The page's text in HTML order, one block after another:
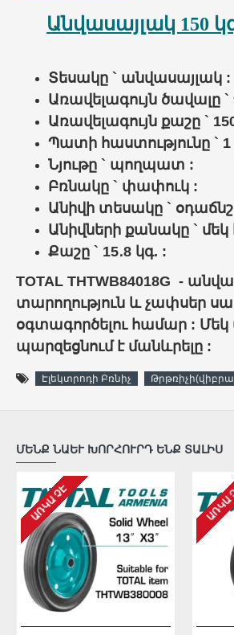
Անվասայլակ 150
Տեսակը ` անվասայլակ :
Առավելագույն ծավալը `
Առավելագույն քաշը `
Պատի հաստությունը ` 1
Նյութը ` պողպատ :
Բռնակը ` փափուկ :
Անիվի տեսակը `
Անիվների քանակը `
Քաշը ` 15․8 կգ. :
TOTAL THTWB84018G -
տարողություն և չափսեր
օգտագործելու համար : Մեկ
պարզեցնում է մանևրելը :
Էլեկտրոդի Բռնիչ
ՄԵՆՔ ՆԱԵՒ ԽՈՐՀՈՒՐԴ ԵՆՔ ՏԱԼԻՍ
ԱՌԿԱ ՉԷ